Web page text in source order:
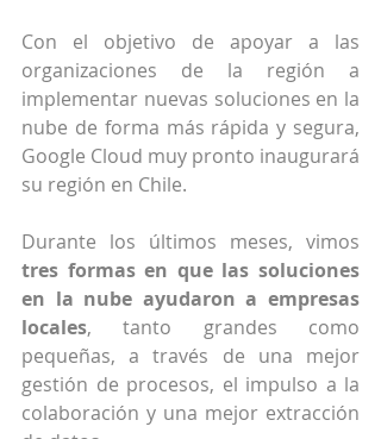
Con el objetivo de apoyar a las
organizaciones de la región a
implementar nuevas soluciones en la
nube de forma más rápida y segura,
Google Cloud muy pronto inaugurará
su región en Chile.
tres formas en que las soluciones
en la nube ayudaron a empresas
locales, tanto grandes como
pequeñas, a través de una mejor
gestión de procesos, el impulso a la
colaboración y una mejor extracción